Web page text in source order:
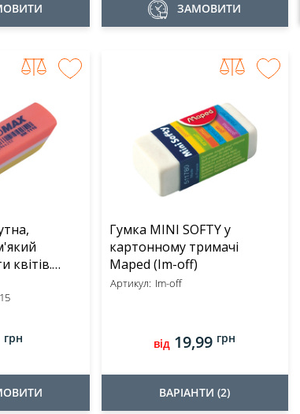
ЗАМОВИТИ
квітів.
off)
грн
Гумка MINI SOFTY у
картонному тримачі
Maped (Im-off)
Артикул: Im-off
від 19,99 грн
ВАРІАНТИ (2)